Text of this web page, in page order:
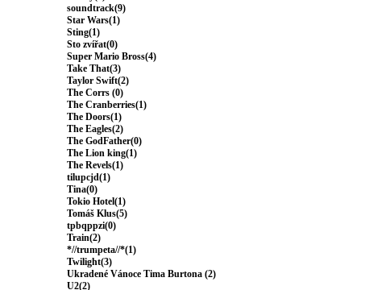
soundtrack(9)
Star Wars(1)
Sting(1)
Sto zvířat(0)
Super Mario Bross(4)
Take That(3)
Taylor Swift(2)
The Corrs (0)
The Cranberries(1)
The Doors(1)
The Eagles(2)
The GodFather(0)
The Lion king(1)
The Revels(1)
tilupcjd(1)
Tina(0)
Tokio Hotel(1)
Tomáš Klus(5)
tpbqppzi(0)
Train(2)
*//trumpeta//*(1)
Twilight(3)
Ukradené Vánoce Tima Burtona (2)
U2(2)